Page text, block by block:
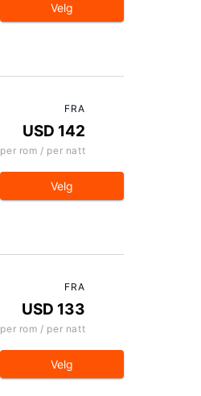
Velg
FRA
USD 142
per rom / per natt
Velg
FRA
USD 133
per rom / per natt
Velg